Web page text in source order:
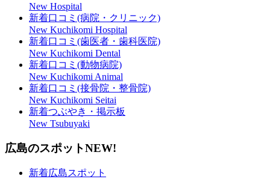
New Hospital
新着口コミ(病院・クリニック)
New Kuchikomi Hospital
新着口コミ(歯医者・歯科医院)
New Kuchikomi Dental
新着口コミ(動物病院)
New Kuchikomi Animal
新着口コミ(接骨院・整骨院)
New Kuchikomi Seitai
新着つぶやき・掲示板
New Tsubuyaki
広島のスポットNEW!
新着広島スポット